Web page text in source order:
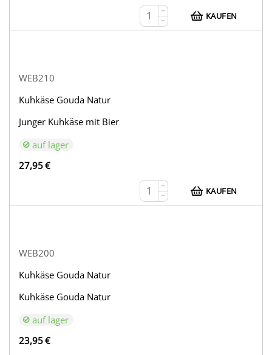
+
−
KAUFEN
WEB210
Kuhkäse Gouda Natur
Junger Kuhkäse mit Bier
auf lager
27,95€
+
−
KAUFEN
WEB200
Kuhkäse Gouda Natur
Kuhkäse Gouda Natur
auf lager
23,95€